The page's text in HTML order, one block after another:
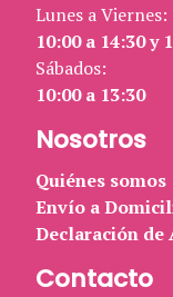
Lunes a Viernes:
10:00 a 14:30 y
Sábados:
10:00 a 13:30
Nosotros
Quiénes somos
Envío a
Declaración de
Contacto